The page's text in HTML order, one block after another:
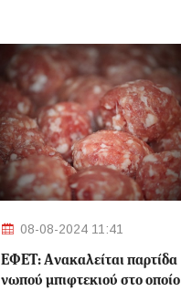
08-08-2024 11:41
ΕΦΕΤ: Aνακαλείται παρτίδα
νωπού μπιφτεκιού στο οποίο